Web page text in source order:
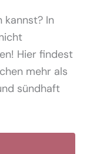
kannst? In
Hier findest
mehr als
sündhaft